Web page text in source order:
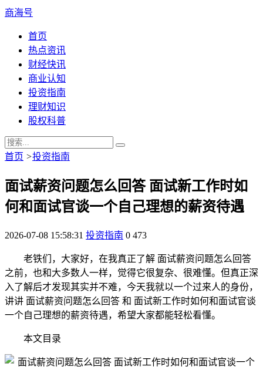
商海号
首页
热点资讯
财经快讯
商业认知
投资指南
理财知识
股权科普
首页 >投资指南
面试薪资问题怎么回答 面试新工作时如
何和面试官谈一个自己理想的薪资待遇
2026-07-08 15:58:31 投资指南 0 473
老铁们，大家好，在我真正了解 面试薪资问题怎么回答
之前，也和大多数人一样，觉得它很复杂、很难懂。但真正深
入了解后才发现其实并不难，今天我就以一个过来人的身份，
讲讲 面试薪资问题怎么回答 和 面试新工作时如何和面试官谈
一个自己理想的薪资待遇，希望大家都能轻松看懂。
本文目录